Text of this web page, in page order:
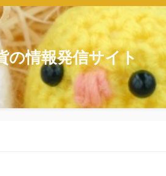
の情報発信サイト